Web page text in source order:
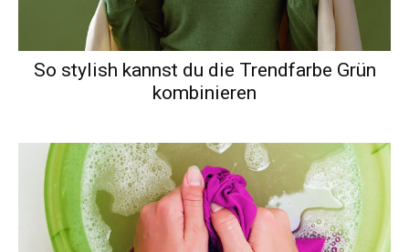
So stylish kannst du die Trendfarbe Grün
kombinieren